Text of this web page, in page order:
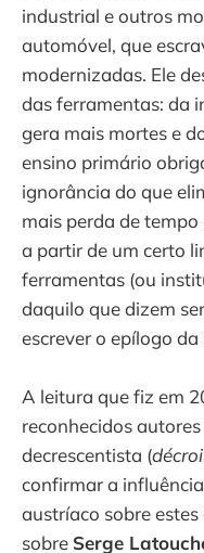
industrial e outros
automóvel, que
modernizadas. Ele
das ferramentas: da
gera mais mortes e
ensino primário
ignorância do que
mais perda de
a partir de um certo
ferramentas (ou
daquilo que dizem
escrever o epílogo
A leitura que fiz em
reconhecidos
decrescentista (
confirmar a
austríaco sobre
sobre Serge